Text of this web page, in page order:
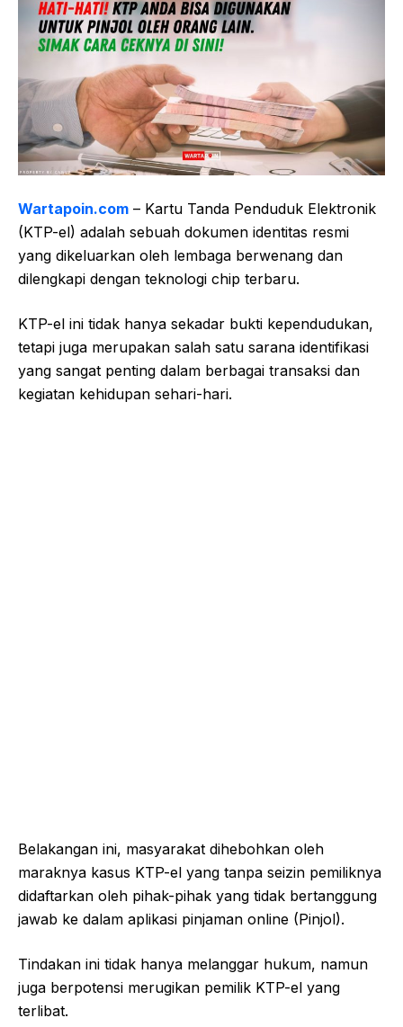
Wartapoin.com – Kartu Tanda Penduduk Elektronik
(KTP-el) adalah sebuah dokumen identitas resmi
yang dikeluarkan oleh lembaga berwenang dan
dilengkapi dengan teknologi chip terbaru.
KTP-el ini tidak hanya sekadar bukti kependudukan,
tetapi juga merupakan salah satu sarana identifikasi
yang sangat penting dalam berbagai transaksi dan
kegiatan kehidupan sehari-hari.
Belakangan ini, masyarakat dihebohkan oleh
maraknya kasus KTP-el yang tanpa seizin pemiliknya
didaftarkan oleh pihak-pihak yang tidak bertanggung
jawab ke dalam aplikasi pinjaman online (Pinjol).
Tindakan ini tidak hanya melanggar hukum, namun
juga berpotensi merugikan pemilik KTP-el yang
terlibat.